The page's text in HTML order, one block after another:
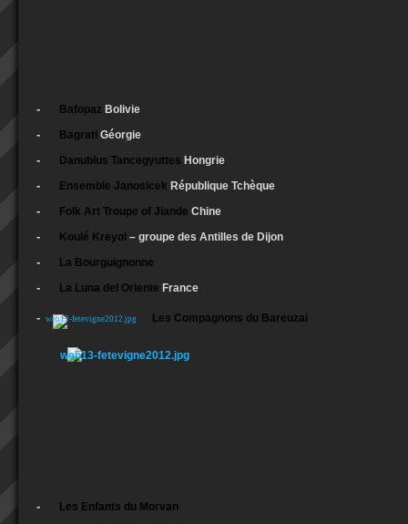
- Bafopaz Bolivie
- Bagrati Géorgie
- Danubius Tancegyuttes Hongrie
- Ensemble Janosicek République Tchèque
- Folk Art Troupe of Jiande Chine
- Koulé Kreyol – groupe des Antilles de Dijon
- La Bourguignonne
- La Luna del Oriente France
- Les Compagnons du Bareuzai
- Les Enfants d u Morvan